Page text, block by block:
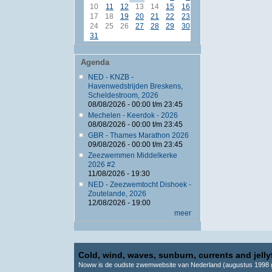
10
11 12 13 14 15
16
17
18 19 20 21 22
23
24
25 26 27 28 29
30
31
Agenda
NED - KNZB -
Havenwedstrijden Breskens,
Scheldestroom, 2026
08/08/2026 - 00:00t/m 23:45
Mechelen - Keerdok - 2026
08/08/2026 - 00:00t/m 23:45
GBR - Thames Marathon 2026
09/08/2026 - 00:00t/m 23:45
Zeezwemmen Middelkerke
2026 #2
11/08/2026 - 19:30
NED - Zeezwemtocht Dishoek -
Zoutelande, 2026
12/08/2026 - 19:00
meer
Cold, wind, waves, sunburn, currents and
Noww is de oudste zwemwebsite van Nederland (augustus 1998